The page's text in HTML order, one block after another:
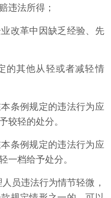
法所得；
革中因缺乏经验、先
其他从轻或者减轻情
例规定的违法行为应
较轻的处分。
例规定的违法行为应
一档给予处分。
违法行为情节轻微，